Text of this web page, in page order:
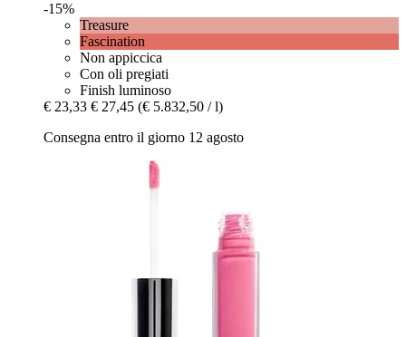
-15%
Treasure
Fascination
Non appiccica
Con oli pregiati
Finish luminoso
€ 23,33 € 27,45 (€ 5.832,50 / l)
Consegna entro il giorno 12 agosto